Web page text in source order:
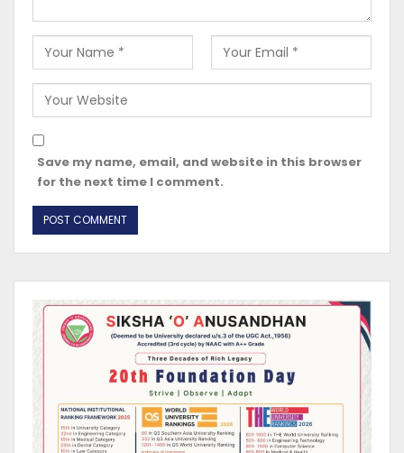
Save my name, email, and website in this browser
for the next time I comment.